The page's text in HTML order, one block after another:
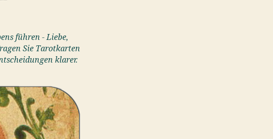
führen - Liebe,
Sie Tarotkarten
klarer.